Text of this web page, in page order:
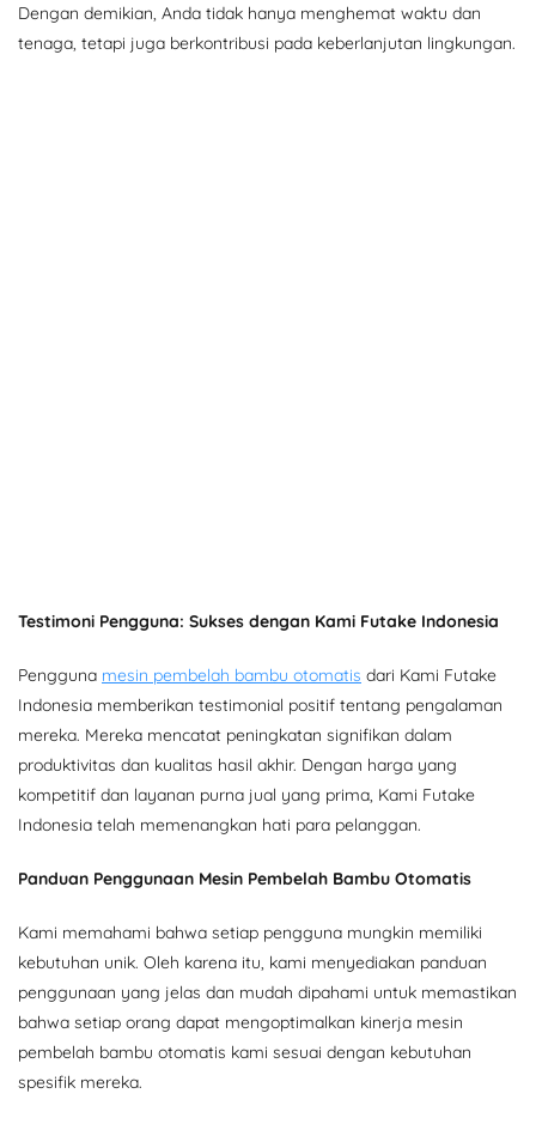
Dengan demikian, Anda tidak hanya menghemat waktu dan
tenaga, tetapi juga berkontribusi pada keberlanjutan lingkungan.
Testimoni Pengguna: Sukses dengan Kami Futake Indonesia
Pengguna mesin pembelah bambu otomatis dari Kami Futake
Indonesia memberikan testimonial positif tentang pengalaman
mereka. Mereka mencatat peningkatan signifikan dalam
produktivitas dan kualitas hasil akhir. Dengan harga yang
kompetitif dan layanan purna jual yang prima, Kami Futake
Indonesia telah memenangkan hati para pelanggan.
Panduan Penggunaan Mesin Pembelah Bambu Otomatis
Kami memahami bahwa setiap pengguna mungkin memiliki
kebutuhan unik. Oleh karena itu, kami menyediakan panduan
penggunaan yang jelas dan mudah dipahami untuk memastikan
bahwa setiap orang dapat mengoptimalkan kinerja mesin
pembelah bambu otomatis kami sesuai dengan kebutuhan
spesifik mereka.